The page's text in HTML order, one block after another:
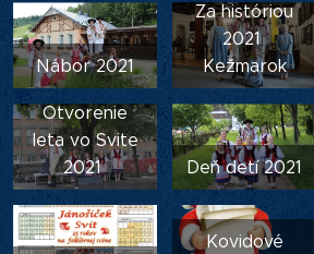
Nábor 2021
Za históriou
2021
Kežmarok
Otvorenie
leta vo Svite
2021
Deň detí 2021
Kovidové